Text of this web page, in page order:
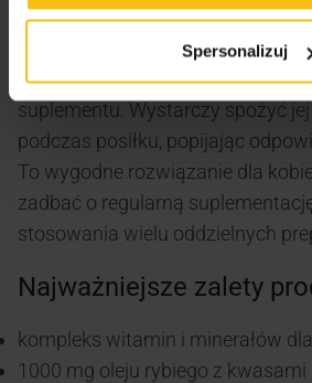
Spersonalizuj
Wygodne stosowanie
Jedna saszetka zawiera
suplementu. Wystarczy spożyć
podczas posiłku, popijając
To wygodne rozwiązanie dla
zadbać o regularną
stosowania wielu oddzielnych
Najważniejsze zalety
kompleks witamin i minerałów
1000 mg oleju rybiego z kwasami